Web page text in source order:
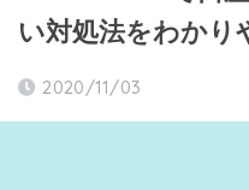
い対処法をわかり
2020/11/03